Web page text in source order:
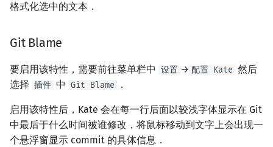
格式化选中的文本．
Git Blame
要启用该特性，需要前往菜单栏中 设置 → 配置 Kate 然后
选择 插件 中 Git Blame ．
启用该特性后，Kate 会在每一行后面以较浅字体显示在 Git
中最后于什么时间被谁修改，将鼠标移动到文字上会出现一
个悬浮窗显示 commit 的具体信息．